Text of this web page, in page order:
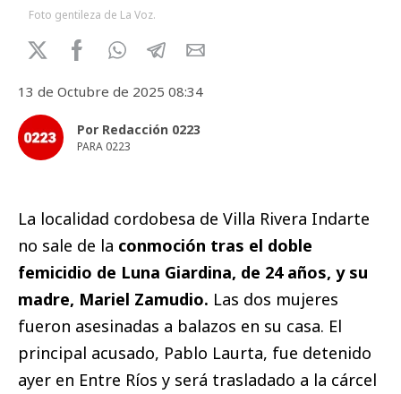
Foto gentileza de La Voz.
13 de Octubre de 2025 08:34
Por Redacción 0223
PARA 0223
La localidad cordobesa de Villa Rivera Indarte
no sale de la conmoción tras el doble
femicidio de Luna Giardina, de 24 años, y su
madre, Mariel Zamudio. Las dos mujeres
fueron asesinadas a balazos en su casa. El
principal acusado, Pablo Laurta, fue detenido
ayer en Entre Ríos y será trasladado a la cárcel